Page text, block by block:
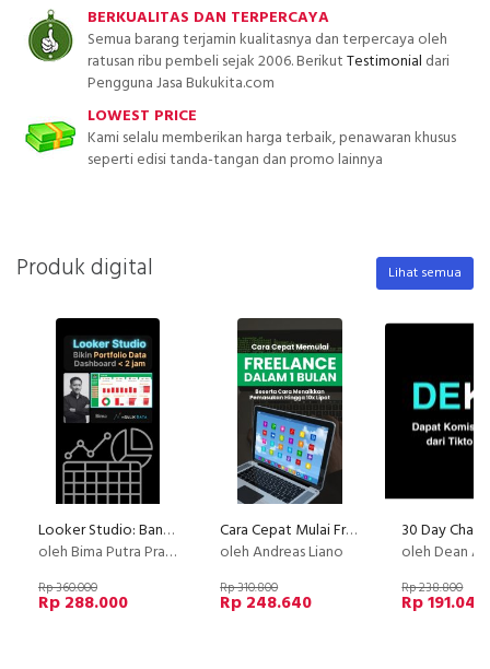
BERKUALITAS DAN TERPERCAYA
Semua barang terjamin kualitasnya dan terpercaya oleh
ratusan ribu pembeli sejak 2006. BerikutTestimonial dari
Pengguna Jasa Bukukita.com
LOWEST PRICE
Kami selalu memberikan harga terbaik, penawaran khusus
seperti edisi tanda-tangan dan promo lainnya
Produk digital Lihat semua
Looker Studio: Bangun Portfolio Data Analysis dengan data UMKM
oleh Bima Putra Pratama
Rp 360.000
Rp 288.000
Cara Cepat Mulai Freelance Dalam 1 Bulan
oleh Andreas Liano
Rp 310.800
Rp 248.640
oleh Dean
Rp 238.800
Rp 191.040